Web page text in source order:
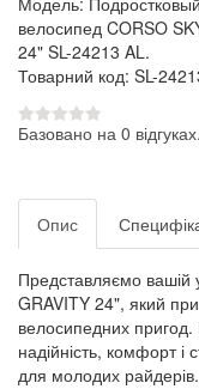
велосипед CORSO
24" SL-24213 AL.
Товарний код: SL-
Базовано на 0 відгуках.
Опис
Представляємо вашій
GRAVITY 24", який
велосипедних
надійність, комфорт
для молодих райдерів.